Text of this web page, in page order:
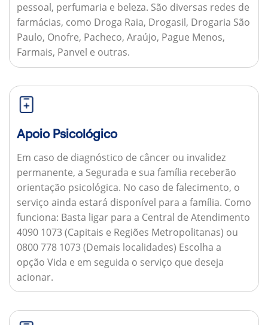
pessoal, perfumaria e beleza. São diversas redes de
farmácias, como Droga Raia, Drogasil, Drogaria São
Paulo, Onofre, Pacheco, Araújo, Pague Menos,
Farmais, Panvel e outras.
Apoio Psicológico
Em caso de diagnóstico de câncer ou invalidez
permanente, a Segurada e sua família receberão
orientação psicológica. No caso de falecimento, o
serviço ainda estará disponível para a família. Como
funciona: Basta ligar para a Central de Atendimento
4090 1073 (Capitais e Regiões Metropolitanas) ou
0800 778 1073 (Demais localidades) Escolha a
opção Vida e em seguida o serviço que deseja
acionar.